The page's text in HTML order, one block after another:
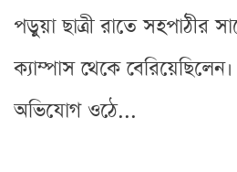
পড়ুয়া ছাত্রী রাতে সহপাঠীর
ক্যাম্পাস থেকে
অভিযোগ ওঠে...